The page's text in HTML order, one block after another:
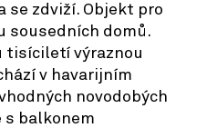
se zdviží. Objekt pro
sousedních domů.
tisíciletí výraznou
v havarijním
novodobých
s balkonem